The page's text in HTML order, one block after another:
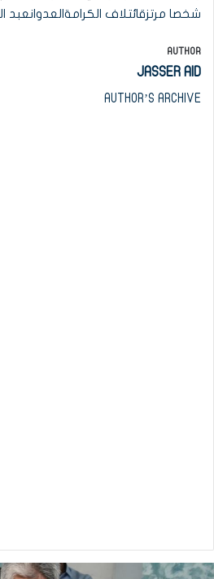
شخصا مرتزقائتلاف الكرامة العدوانعبد
AUTHOR
JASSER AID
AUTHOR’S ARCHIVE